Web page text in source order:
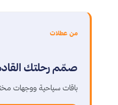
من عطلات
صمّم رحلتك
باقات سياحية ووجهات